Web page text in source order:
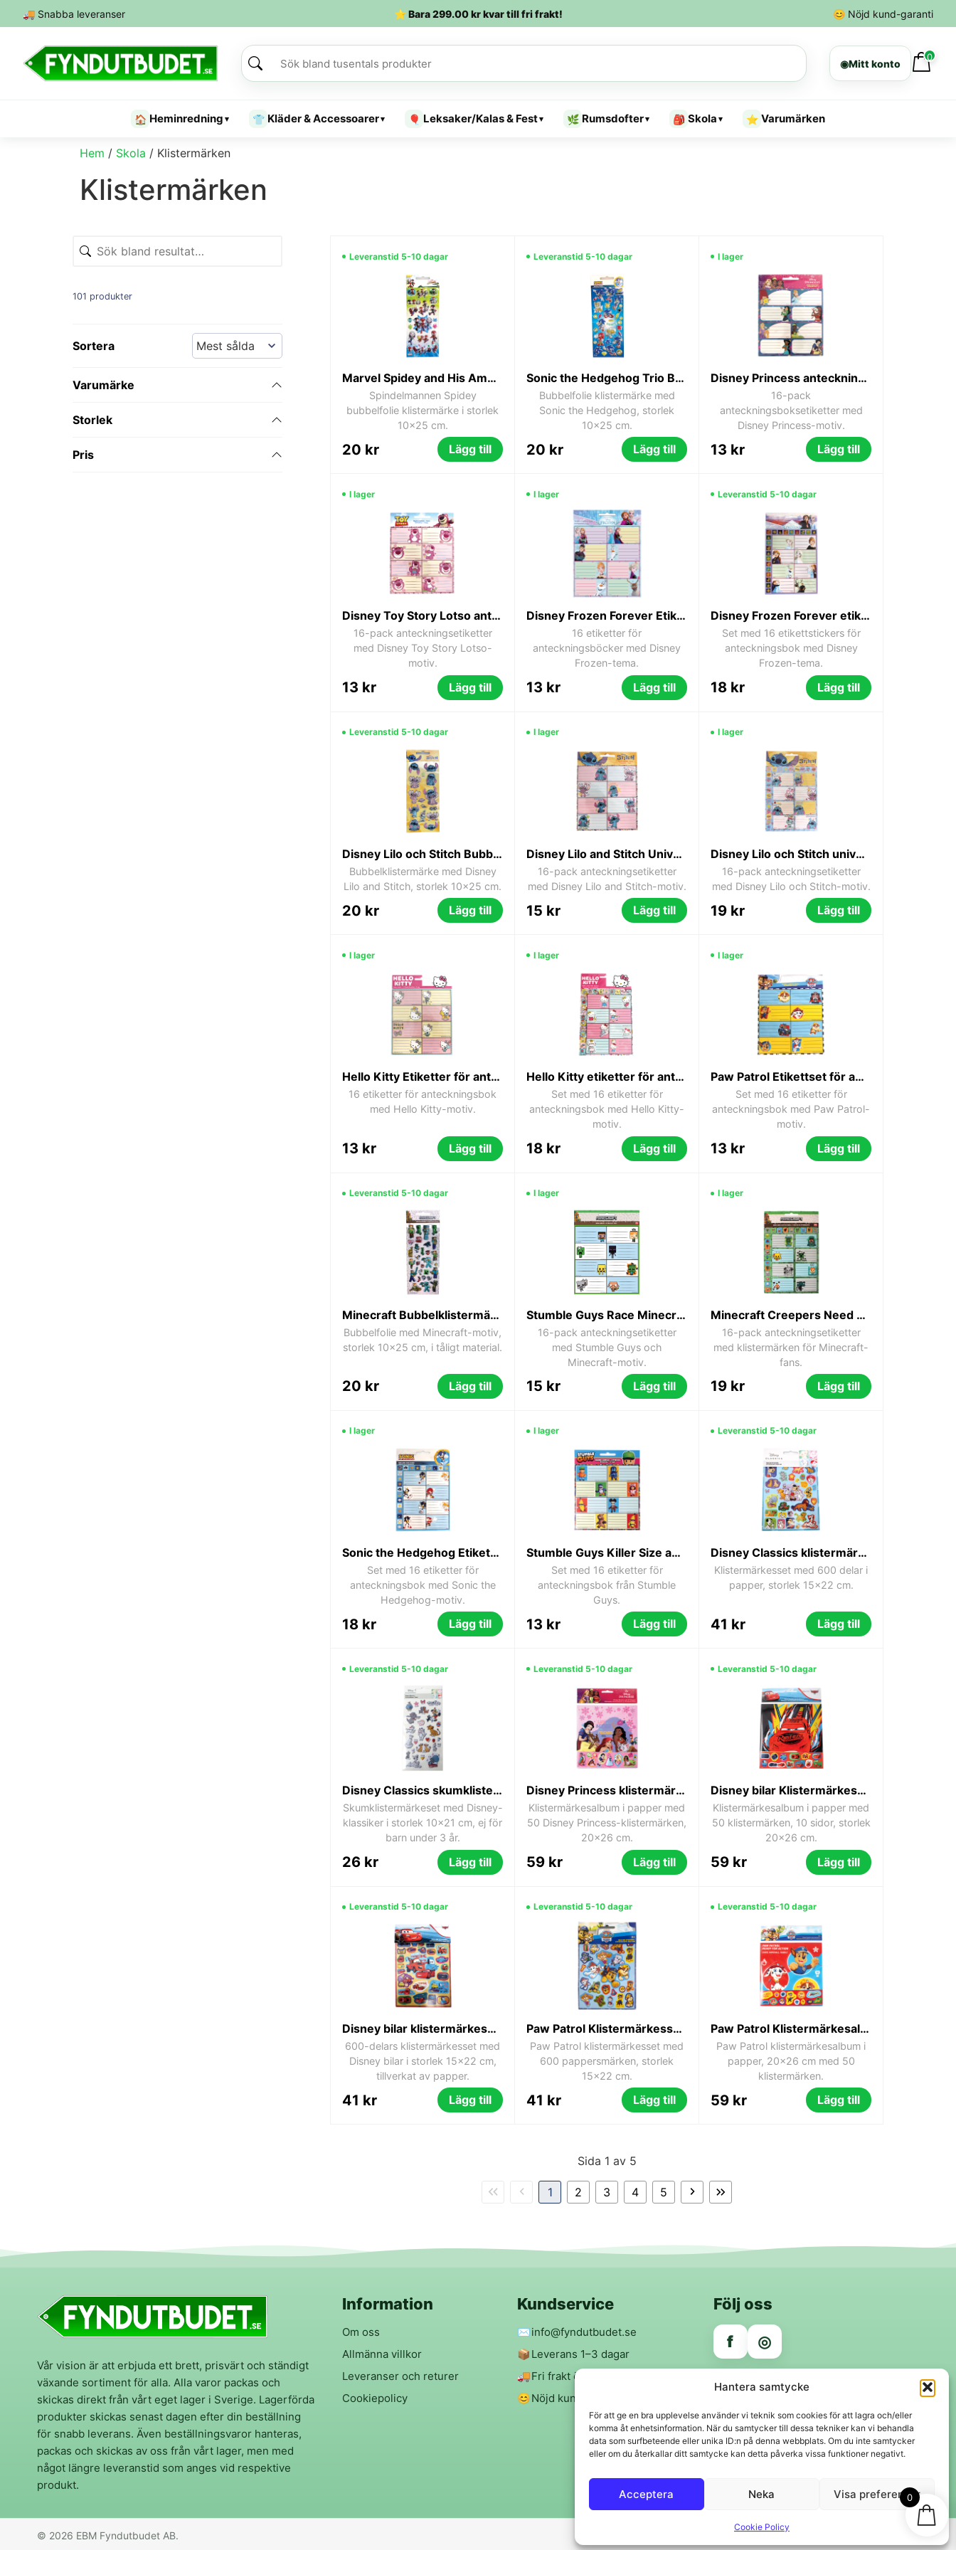
Hantera samtycke
För att ge en bra upplevelse använder vi teknik som cookies för att lagra och/eller
komma åt enhetsinformation. När du samtycker till dessa tekniker kan vi behandla
data som surfbeteende eller unika ID:n på denna webbplats. Om du inte samtycker
eller om du återkallar ditt samtycke kan detta påverka vissa funktioner negativt.
Acceptera Neka Visa preferenser
Cookie Policy
🚚 Snabba leveranser ⭐ Bara299.00krkvar till fri frakt! 😊 Nöjd kund-garanti
◉Mitt konto
0
🏠 Heminredning ▾ 👕 Kläder & Accessoarer▾ 🎈 Leksaker/Kalas & Fest▾ 🌿 Rumsdofter▾ 🎒 Skola ▾ ⭐ Varumärken
Hem / Skola / Klistermärken
Klistermärken
101 produkter
Sortera
Varumärke
Storlek
Pris
Leveranstid 5-10 dagar
Marvel Spidey and His Amazing Friends Bubbelklistermärken – 3D-klistermärken 10 x 25 cm
Spindelmannen Spidey
bubbelfolie klistermärke i storlek
10x25 cm.
20 kr Lägg till
Leveranstid 5-10 dagar
Sonic the Hedgehog Trio Bubbelklistermärken – 3D-klistermärken 10 x 25 cm
Bubbelfolie klistermärke med
Sonic the Hedgehog, storlek
10x25 cm.
20 kr Lägg till
I lager
Disney Princess anteckningsboksetiketter, 16-pack
16-pack
anteckningsboksetiketter med
Disney Princess-motiv.
13 kr Lägg till
I lager
Disney Toy Story Lotso anteckningsetiketter, 16-pack
16-pack anteckningsetiketter
med Disney Toy Story Lotso-
motiv.
13 kr Lägg till
I lager
Disney Frozen Forever Etiketter för anteckningsböcker, 16-pack
16 etiketter för
anteckningsböcker med Disney
Frozen-tema.
13 kr Lägg till
Leveranstid 5-10 dagar
Disney Frozen Forever etikettstickers för anteckningsbok, set om 16
Set med 16 etikettstickers för
anteckningsbok med Disney
Frozen-tema.
18 kr Lägg till
Leveranstid 5-10 dagar
Disney Lilo och Stitch Bubbelklistermärken – 3D-klistermärken 10 x 25 cm
Bubbelklistermärke med Disney
Lilo and Stitch, storlek 10x25 cm.
20 kr Lägg till
I lager
Disney Lilo and Stitch Universe anteckningsetiketter, 16-pack
16-pack anteckningsetiketter
med Disney Lilo and Stitch-motiv.
15 kr Lägg till
I lager
Disney Lilo och Stitch universum anteckningsetiketter, 16-pack
16-pack anteckningsetiketter
med Disney Lilo och Stitch-motiv.
19 kr Lägg till
I lager
Hello Kitty Etiketter för anteckningsbok 16 st
16 etiketter för anteckningsbok
med Hello Kitty-motiv.
13 kr Lägg till
I lager
Hello Kitty etiketter för anteckningsbok, set om 16
Set med 16 etiketter för
anteckningsbok med Hello Kitty-
motiv.
18 kr Lägg till
I lager
Paw Patrol Etikettset för anteckningsbok, 16 st
Set med 16 etiketter för
anteckningsbok med Paw Patrol-
motiv.
13 kr Lägg till
Leveranstid 5-10 dagar
Minecraft Bubbelklistermärken 10 × 25 cm
Bubbelfolie med Minecraft-motiv,
storlek 10x25 cm, i tåligt material.
20 kr Lägg till
I lager
Stumble Guys Race Minecraft Creepers Need Hugs anteckningsetiketter, 16-pack
16-pack anteckningsetiketter
med Stumble Guys och
Minecraft-motiv.
15 kr Lägg till
I lager
Minecraft Creepers Need Hugs Anteckningsetiketter med klistermärken, 16-pack
16-pack anteckningsetiketter
med klistermärken för Minecraft-
fans.
19 kr Lägg till
I lager
Sonic the Hedgehog Etiketter för anteckningsbok, set om 16
Set med 16 etiketter för
anteckningsbok med Sonic the
Hedgehog-motiv.
18 kr Lägg till
I lager
Stumble Guys Killer Size anteckningsboksetiketter, 16 st
Set med 16 etiketter för
anteckningsbok från Stumble
Guys.
13 kr Lägg till
Leveranstid 5-10 dagar
Disney Classics klistermärkesset 600 delar
Klistermärkesset med 600 delar i
papper, storlek 15x22 cm.
41 kr Lägg till
Leveranstid 5-10 dagar
Disney Classics skumklistermärkeset 10x21 cm
Skumklistermärkeset med Disney-
klassiker i storlek 10x21 cm, ej för
barn under 3 år.
26 kr Lägg till
Leveranstid 5-10 dagar
Disney Princess klistermärkesalbum med 50 klistermärken
Klistermärkesalbum i papper med
50 Disney Princess-klistermärken,
20x26 cm.
59 kr Lägg till
Leveranstid 5-10 dagar
Disney bilar Klistermärkesalbum med 50 klistermärken
Klistermärkesalbum i papper med
50 klistermärken, 10 sidor, storlek
20x26 cm.
59 kr Lägg till
Leveranstid 5-10 dagar
Disney bilar klistermärkesset 600 delar
600-delars klistermärkesset med
Disney bilar i storlek 15x22 cm,
tillverkat av papper.
41 kr Lägg till
Leveranstid 5-10 dagar
Paw Patrol Klistermärkesset 600 delar 15x22 cm
Paw Patrol klistermärkesset med
600 pappersmärken, storlek
15x22 cm.
41 kr Lägg till
Leveranstid 5-10 dagar
Paw Patrol Klistermärkesalbum med 50 klistermärken
Paw Patrol klistermärkesalbum i
papper, 20x26 cm med 50
klistermärken.
59 kr Lägg till
Sida 1 av 5
1 2 3 4 5
Vår vision är att erbjuda ett brett, prisvärt och ständigt
växande sortiment för alla. Alla varor packas och
skickas direkt från vårt eget lager i Sverige. Lagerförda
produkter skickas senast dagen efter din beställning
för snabb leverans. Även beställningsvaror hanteras,
packas och skickas av oss från vårt lager, men med
något längre leveranstid som anges vid respektive
produkt.
Information
Om oss
Allmänna villkor
Leveranser och returer
Cookiepolicy
Kundservice
✉️info@fyndutbudet.se
📦 Leverans 1–3 dagar
🚚Fri frakt över 299 kr
😊Nöjd kund-garanti
Följ oss
f ◎
Trygga betalningar
Klarna VISA Mastercard Swish
© 2026 EBM Fyndutbudet AB. Svenskt lager 🇸🇪 • Snabba leveranser • Trygga köp
0